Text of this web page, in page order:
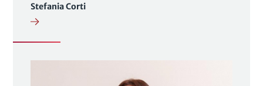
Stefania Corti